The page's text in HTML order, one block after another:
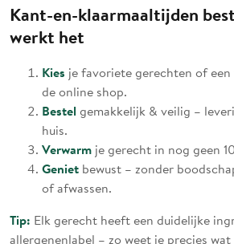
Kant-en-klaarmaaltijden
werkt het
Kies je favoriete gerechten of
de online shop.
Bestel gemakkelijk & veilig –
huis.
Verwarm je gerecht in nog geen
Geniet bewust – zonder
of afwassen.
Tip: Elk gerecht heeft een duidelijke
allergenenlabel – zo weet je precies wat